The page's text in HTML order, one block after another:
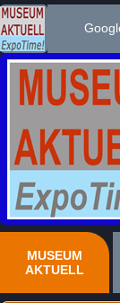
MUSEUM
AKTUELL